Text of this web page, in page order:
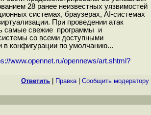
28 ранее неизвестных уязвимостей
системах, браузерах, AI-системах
При проведении атак
самые свежие программы и
со всеми доступными
в конфигурации по умолчанию...
www.opennet.ru/opennews/art.shtml?
Ответить Правка| Cообщить модератору